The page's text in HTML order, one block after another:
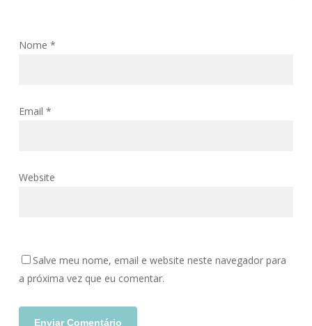
Nome *
Email *
Website
Salve meu nome, email e website neste navegador para
a próxima vez que eu comentar.